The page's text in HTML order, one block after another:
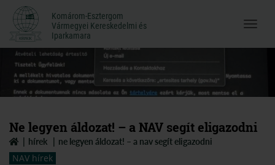
Komárom-Esztergom
Vármegyei Kereskedelmi és
Iparkamara
Komárom-Esztergom
Vármegyei Kereskedelmi és
Iparkamara
Menü
Ne legyen áldozat! – a NAV segít eligazodni
hírek ne legyen áldozat! – a nav segít eligazodni
NAV hírek